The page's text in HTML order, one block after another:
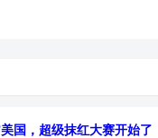
国，超级抹红大赛开始了